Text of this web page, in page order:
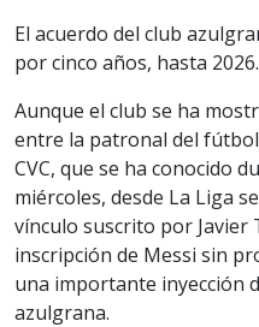
El acuerdo del club
por cinco años, hasta 2026.
Aunque el club se ha
entre la patronal del
CVC, que se ha conocido
miércoles, desde La Liga
vínculo suscrito por Javier
inscripción de Messi sin
una importante inyección
azulgrana.